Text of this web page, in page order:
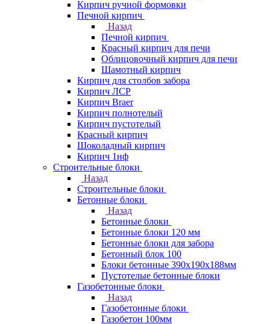
Кирпич ручной формовки
Печной кирпич
Назад
Печной кирпич
Красный кирпич для печи
Облицовочный кирпич для печи
Шамотный кирпич
Кирпич для столбов забора
Кирпич ЛСР
Кирпич Braer
Кирпич полнотелый
Кирпич пустотелый
Красный кирпич
Шоколадный кирпич
Кирпич 1нф
Строительные блоки
Назад
Строительные блоки
Бетонные блоки
Назад
Бетонные блоки
Бетонные блоки 120 мм
Бетонные блоки для забора
Бетонный блок 100
Блоки бетонные 390х190х188мм
Пустотелые бетонные блоки
Газобетонные блоки
Назад
Газобетонные блоки
Газобетон 100мм